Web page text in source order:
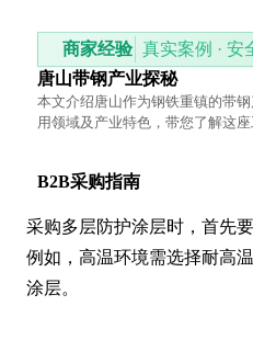
商家经验 真实案例 · 安
唐山带钢产业探秘
本文介绍唐山作为钢铁重镇的带
用领域及产业特色，带您了解这座
B2B采购指南
采购多层防护涂层时，首先
例如，高温环境需选择耐高
涂层。